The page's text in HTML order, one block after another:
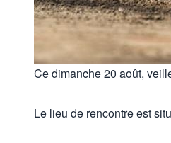
Ce dimanche 20 août,
Le lieu de rencontre est